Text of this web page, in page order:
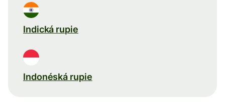
Indická rupie
Indonéská rupie